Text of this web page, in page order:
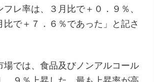
フレ率は、３月比で＋０．９％、
比で＋７．６％であった」と記さ
場では、食品及びノンアルコール